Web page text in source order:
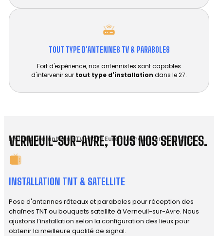
TOUT TYPE D'ANTENNES TV & PARABOLES
Fort d'expérience, nos antennistes sont capables
d'intervenir sur tout type d'installation dans le 27.
Installation antenne TV-(27) Eure- Verneuil-sur-Avre (27130)
VERNEUIL-SUR-AVRE, TOUS NOS SERVICES.
INSTALLATION TNT & SATELLITE
Pose d'antennes râteaux et paraboles pour réception des
chaînes TNT ou bouquets satellite à Verneuil-sur-Avre. Nous
ajustons l’installation selon la configuration des lieux pour
obtenir la meilleure qualité de signal.